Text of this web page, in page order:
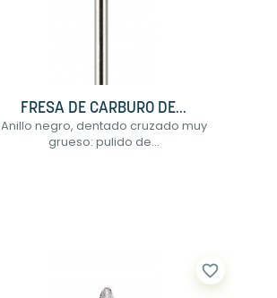
FRESA DE CARBURO DE...
Anillo negro, dentado cruzado muy
grueso: pulido de...
favorite_border